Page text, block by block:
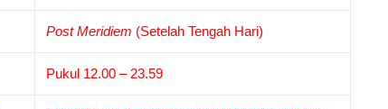
Post Meridiem (Setelah Tengah Hari)
Pukul 12.00 – 23.59